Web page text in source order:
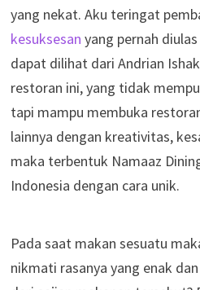
yang nekat. Aku teringat
kesuksesan yang pernah
dapat dilihat dari Andrian
restoran ini, yang tidak
tapi mampu membuka
lainnya dengan kreativitas,
maka terbentuk Namaaz
Indonesia dengan cara unik.
Pada saat makan sesuatu
nikmati rasanya yang enak